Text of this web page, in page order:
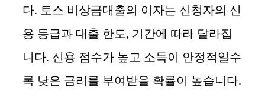
다. 토스 비상금대출의 이자는 신청자의 신
용 등급과 대출 한도, 기간에 따라 달라집
니다. 신용 점수가 높고 소득이 안정적일수
록 낮은 금리를 부여받을 확률이 높습니다.